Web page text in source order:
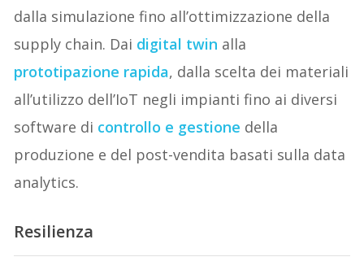
dalla simulazione fino all’ottimizzazione della
supply chain. Dai digital twin alla
prototipazione rapida, dalla scelta dei materiali
all’utilizzo dell’IoT negli impianti fino ai diversi
software di controllo e gestione della
produzione e del post-vendita basati sulla data
analytics.
Resilienza